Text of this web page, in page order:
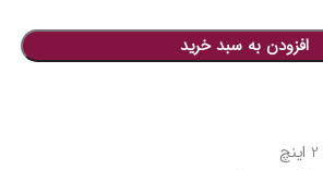
افزودن به سبد خرید